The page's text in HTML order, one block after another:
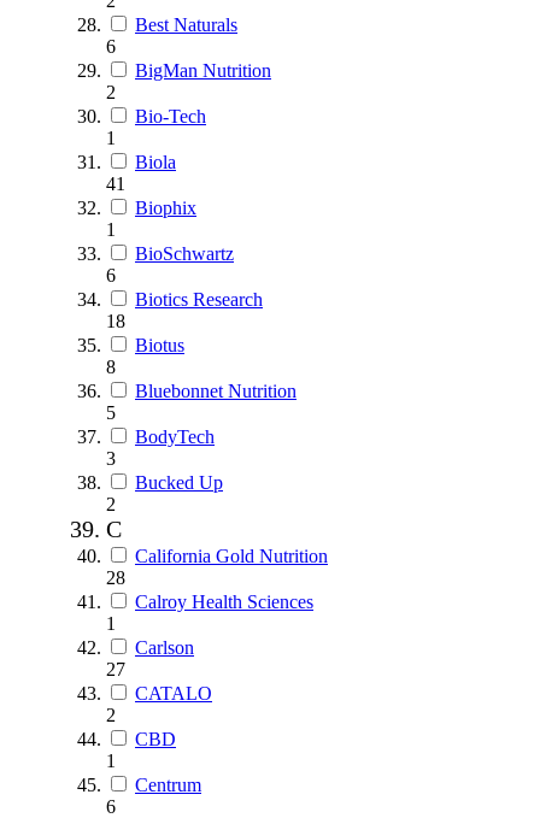
Best Naturals
6
BigMan Nutrition
2
Bio-Tech
1
Biola
41
Biophix
1
BioSchwartz
6
Biotics Research
18
Biotus
8
Bluebonnet Nutrition
5
BodyTech
3
Bucked Up
2
C
California Gold Nutrition
28
Calroy Health Sciences
1
Carlson
27
CATALO
2
CBD
1
Centrum
6